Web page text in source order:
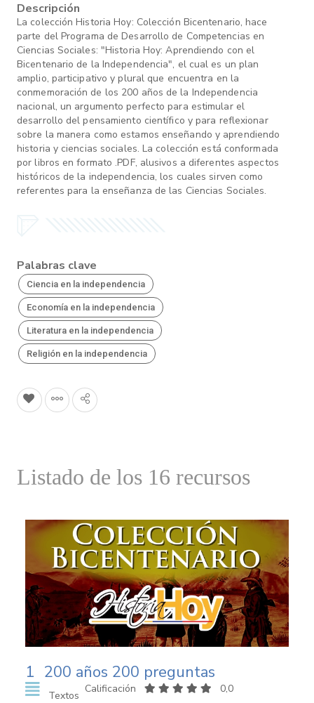
Descripción
La colección Historia Hoy: Colección Bicentenario, hace
parte del Programa de Desarrollo de Competencias en
Ciencias Sociales: "Historia Hoy: Aprendiendo con el
Bicentenario de la Independencia", el cual es un plan
amplio, participativo y plural que encuentra en la
conmemoración de los 200 años de la Independencia
nacional, un argumento perfecto para estimular el
desarrollo del pensamiento científico y para reflexionar
sobre la manera como estamos enseñando y aprendiendo
historia y ciencias sociales. La colección está conformada
por libros en formato .PDF, alusivos a diferentes aspectos
históricos de la independencia, los cuales sirven como
referentes para la enseñanza de las Ciencias Sociales.
Palabras clave
Ciencia en la independencia
Economía en la independencia
Literatura en la independencia
Religión en la independencia
Listado de los 16 recursos
1 200 años 200 preguntas
Textos
Calificación 0,0